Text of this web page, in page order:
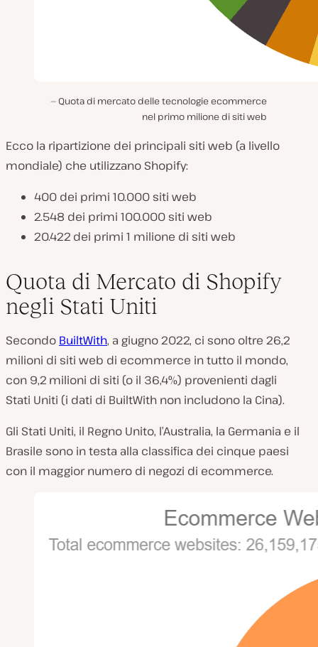
Quota di mercato delle tecnologie ecommerce
nel primo milione di siti web
Ecco la ripartizione dei principali siti web (a livello
mondiale) che utilizzano Shopify:
400 dei primi 10.000 siti web
2.548 dei primi 100.000 siti web
20.422 dei primi 1 milione di siti web
Quota di Mercato di Shopify
negli Stati Uniti
Secondo BuiltWith, a giugno 2022, ci sono oltre 26,2
milioni di siti web di ecommerce in tutto il mondo,
con 9,2 milioni di siti (o il 36,4%) provenienti dagli
Stati Uniti (i dati di BuiltWith non includono la Cina).
Gli Stati Uniti, il Regno Unito, l’Australia, la Germania e il
Brasile sono in testa alla classifica dei cinque paesi
con il maggior numero di negozi di ecommerce.